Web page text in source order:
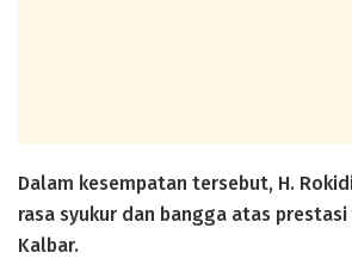
Dalam kesempatan tersebut, H.
rasa syukur dan bangga atas
Kalbar.